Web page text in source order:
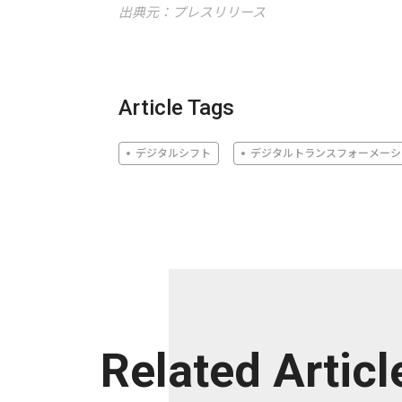
出典元：プレスリリース
Article Tags
デジタルシフト デジタルトランスフォーメー
Related